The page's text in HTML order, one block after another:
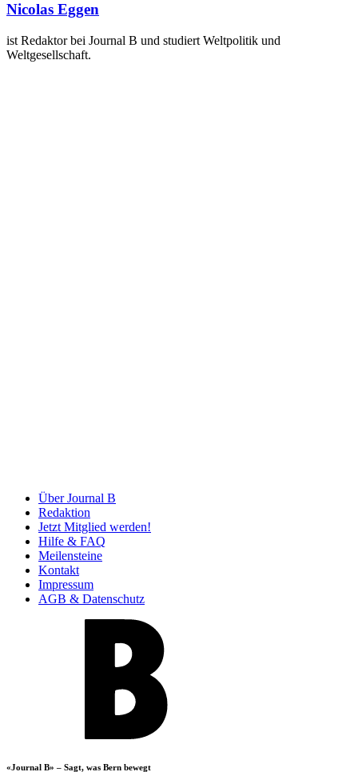
Nicolas Eggen
ist Redaktor bei Journal B und studiert Weltpolitik und
Weltgesellschaft.
Über Journal B
Redaktion
Jetzt Mitglied werden!
Hilfe & FAQ
Meilensteine
Kontakt
Impressum
AGB & Datenschutz
«Journal B» – Sagt, was Bern bewegt